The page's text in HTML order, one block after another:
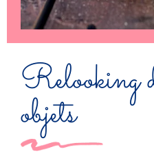
Relooking
objets